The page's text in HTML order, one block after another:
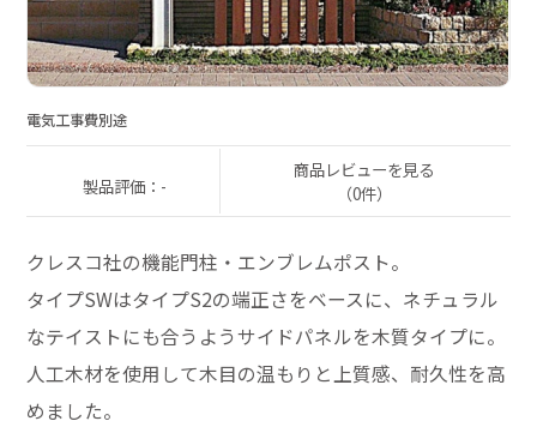
電気工事費別途
製品評価：-
商品レビューを見る
（0件）
クレスコ社の機能門柱・エンブレムポスト。
タイプSWはタイプS2の端正さをベースに、ネチュラル
なテイストにも合うようサイドパネルを木質タイプに。
人工木材を使用して木目の温もりと上質感、耐久性を高
めました。